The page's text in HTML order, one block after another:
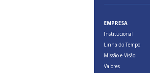
EMPRESA
Institucional
Linha do Tempo
Missão e Visão
Valores